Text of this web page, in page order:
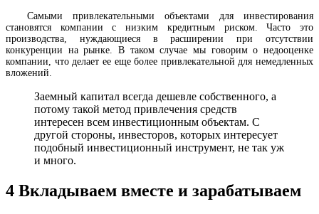
Самыми привлекательными объектами для инвестирования
становятся компании с низким кредитным риском. Часто это
производства, нуждающиеся в расширении при отсутствии
конкуренции на рынке. В таком случае мы говорим о недооценке
компании, что делает ее еще более привлекательной для немедленных
вложений.
Заемный капитал всегда дешевле собственного, а
потому такой метод привлечения средств
интересен всем инвестиционным объектам. С
другой стороны, инвесторов, которых интересует
подобный инвестиционный инструмент, не так уж
и много.
4 Вкладываем вместе и зарабатываем